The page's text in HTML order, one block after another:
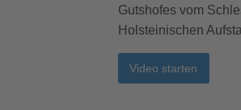
Gutshofes vom
Holsteinischen
Video starten